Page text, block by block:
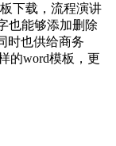
下载，流程演讲
也能够添加删除
时也供给商务
的word模板，更